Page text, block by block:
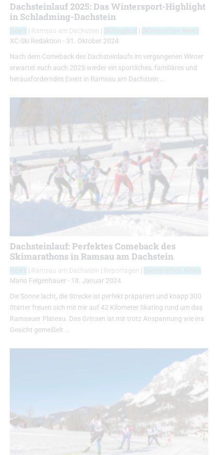
Dachsteinlauf 2025: Das Wintersport-Highlight
in Schladming-Dachstein
| Ramsau am Dachstein | |
XC-Ski Redaktion - 31. Oktober 2024
Nach dem Comeback des Dachsteinlaufs im vergangenen Winter
erwartet euch auch 2025 wieder ein sportliches, familiäres und
herausforderndes Event in Ramsau am Dachstein …
Dachsteinlauf: Perfektes Comeback des
Skimarathons in Ramsau am Dachstein
| Ramsau am Dachstein | Reportagen |
Mario Felgenhauer - 18. Januar 2024
Die Sonne lacht, die Strecke ist perfekt präpariert und knapp 300
Starter freuen sich mit mir auf 42 Kilometer Skating rund um das
Ramsauer Plateau. Das Grinsen ist mir trotz Anspannung wie ins
Gesicht gemeißelt …